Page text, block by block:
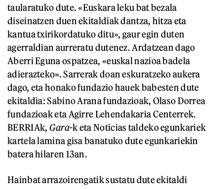
taularatuko dute. «Euskara leku bat bezala
diseinatzen duen ekitaldiak dantza, hitza eta
kantua txirikordatuko ditu», gaur egin duten
agerraldian aurreratu dutenez. Ardatzean dago
Aberri Eguna ospatzea, «euskal nazioa badela
adierazteko». Sarrerak doan eskuratzeko aukera
dago, eta honako fundazio hauek babesten dute
ekitaldia: Sabino Arana fundazioak, Olaso Dorrea
fundazioak eta Agirre Lehendakaria Centerrek.
BERRIAk, Gara-k eta Noticias taldeko egunkariek
kartela lamina gisa banatuko dute egunkariekin
batera hilaren 13an.
Hainbat arrazoirengatik sustatu dute ekitaldi